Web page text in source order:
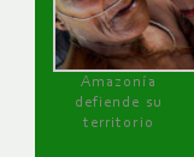
Amazonía
defiende su
territorio